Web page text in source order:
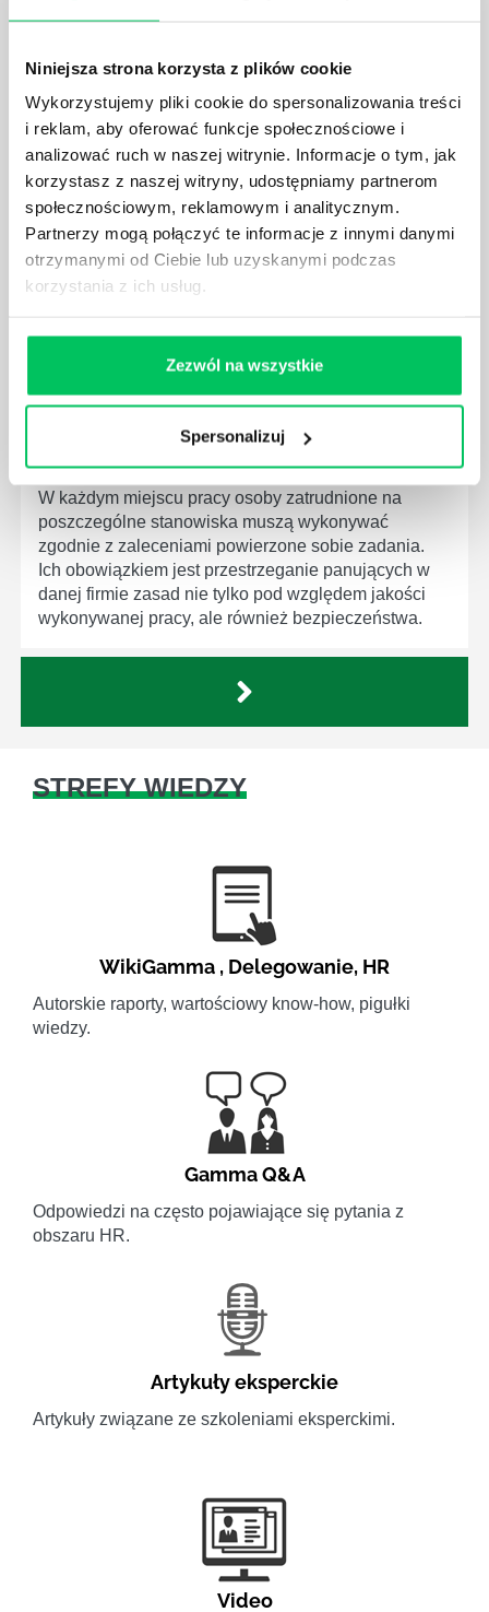
Niniejsza strona korzysta z plików cookie
Wykorzystujemy pliki cookie do spersonalizowania treści
i reklam, aby oferować funkcje społecznościowe i
analizować ruch w naszej witrynie. Informacje o tym, jak
korzystasz z naszej witryny, udostępniamy partnerom
społecznościowym, reklamowym i analitycznym.
Partnerzy mogą połączyć te informacje z innymi danymi
otrzymanymi od Ciebie lub uzyskanymi podczas
korzystania z ich usług.
Zezwól na wszystkie
Spersonalizuj
GDZIE MOŻEMY ZAPOZNAĆ SIĘ Z
WYMAGANIAMI NORM JAKOŚCI WYROBÓW
MEDYCZNYCH?
W związku z ogromnym rozwojem dzisiejszego
społeczeństwa wprowadzane jest coraz więcej reguł,
które mają za zadanie poprawić poszczególne
dziedziny gospodarki. Dzięki nim wszystkie firmy
będą zobowiązane przestrzegać zasad, których
wprowadzenie dąży do ujednolicenia jakości
produktów, które trafiają do klientów.
CZYM ZAJMUJE SIĘ AUDYTOR WEWNĘTRZNY
LABORATORIUM?
W każdym miejscu pracy osoby zatrudnione na
poszczególne stanowiska muszą wykonywać
zgodnie z zaleceniami powierzone sobie zadania.
Ich obowiązkiem jest przestrzeganie panujących w
danej firmie zasad nie tylko pod względem jakości
wykonywanej pracy, ale również bezpieczeństwa.
STREFY WIEDZY
WikiGamma , Delegowanie, HR
Autorskie raporty, wartościowy know-how, pigułki
wiedzy.
Gamma Q&A
Odpowiedzi na często pojawiające się pytania z
obszaru HR.
Artykuły eksperckie
Artykuły związane ze szkoleniami eksperckimi.
Video